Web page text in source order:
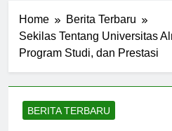
Home
Berita Terbaru
Sekilas Tentang Universitas
Program Studi, dan Prestasi
BERITA TERBARU